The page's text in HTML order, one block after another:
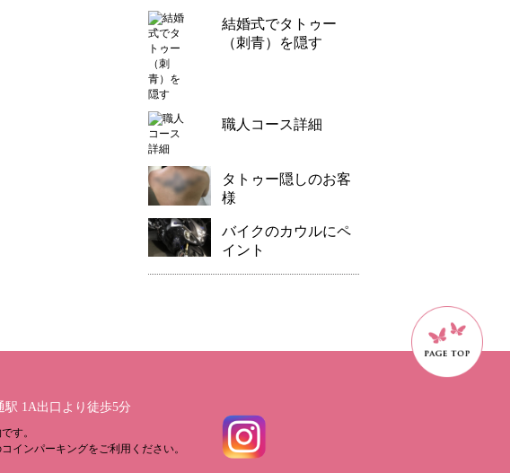
結婚式でタトゥー
（刺青）を隠す
職人コース詳細
タトゥー隠しのお客
様
バイクのカウルにペ
イント
駅 1A出口より徒歩5分
す。
インパーキングをご利用ください。